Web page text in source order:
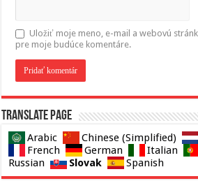
Uložiť moje meno, e-mail a webovú
pre moje budúce komentáre.
Translate page
Arabic Chinese (Simplified)
French
German Italian
Russian
Slovak Spanish